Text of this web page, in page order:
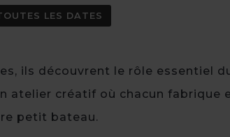
LES DATES
ils découvrent le rôle essentiel
atelier créatif où chacun fabrique
petit bateau.